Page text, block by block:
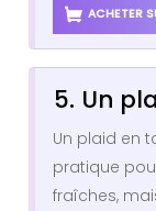
ACHETER
5. Un
Un plaid en
pratique
fraîches,